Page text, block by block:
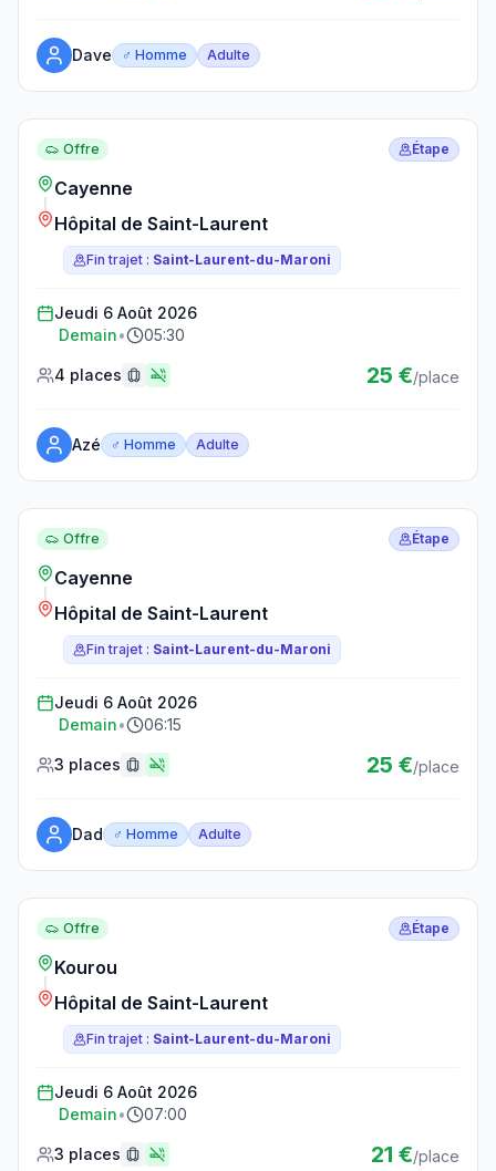
Dave ♂ Homme Adulte
Offre Étape
Cayenne
Hôpital de Saint-Laurent
Fin trajet : Saint-Laurent-du-Maroni
Jeudi 6 Août 2026
Demain• 05:30
4 places 25 €/place
Azé ♂ Homme Adulte
Offre Étape
Cayenne
Hôpital de Saint-Laurent
Fin trajet : Saint-Laurent-du-Maroni
Jeudi 6 Août 2026
Demain• 06:15
3 places 25 €/place
Dad ♂ Homme Adulte
Offre Étape
Kourou
Hôpital de Saint-Laurent
Fin trajet : Saint-Laurent-du-Maroni
Jeudi 6 Août 2026
Demain• 07:00
3 places 21 €/place